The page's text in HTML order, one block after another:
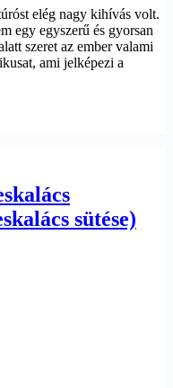
elég nagy kihívás volt.
egy egyszerű és gyorsan
szeret az ember valami
ami jelképezi a
sütése)